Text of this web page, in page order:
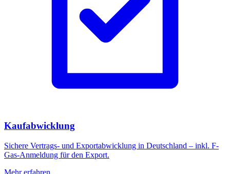
Kaufabwicklung
Sichere Vertrags- und Exportabwicklung in Deutschland – inkl. F-
Gas-Anmeldung für den Export.
Mehr erfahren